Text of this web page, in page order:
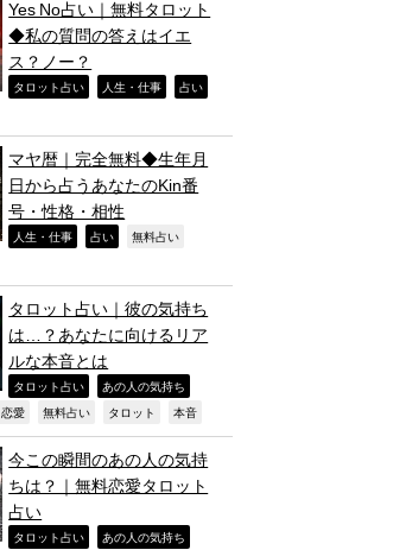
Yes No占い｜無料タロット
◆私の質問の答えはイエ
ス？ノー？
タロット占い 人生・仕事 占い
マヤ暦｜完全無料◆生年月
日から占うあなたのKin番
号・性格・相性
人生・仕事 占い 無料占い
タロット占い｜彼の気持ち
は…？あなたに向けるリア
ルな本音とは
タロット占い あの人の気持ち
恋愛 無料占い タロット 本音
今この瞬間のあの人の気持
ちは？｜無料恋愛タロット
占い
タロット占い あの人の気持ち